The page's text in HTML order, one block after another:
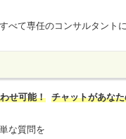
べて専任のコンサルタント
せ可能！ チャットがあな
な質問を